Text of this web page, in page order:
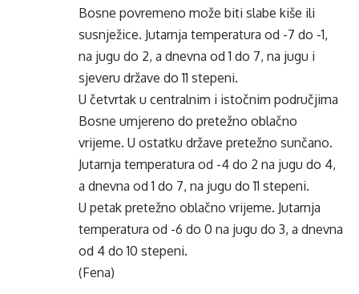
Bosne povremeno može biti slabe kiše ili
susnježice. Jutarnja temperatura od -7 do -1,
na jugu do 2, a dnevna od 1 do 7, na jugu i
sjeveru države do 11 stepeni.
U četvrtak u centralnim i istočnim područjima
Bosne umjereno do pretežno oblačno
vrijeme. U ostatku države pretežno sunčano.
Jutarnja temperatura od -4 do 2 na jugu do 4,
a dnevna od 1 do 7, na jugu do 11 stepeni.
U petak pretežno oblačno vrijeme. Jutarnja
temperatura od -6 do 0 na jugu do 3, a dnevna
od 4 do 10 stepeni.
(Fena)